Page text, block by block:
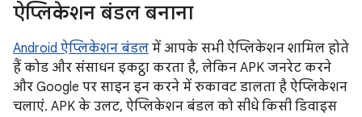
ऐप्लिकेशन बंडल बनाना
Android ऐप्लिकेशन बंडल में आपके सभी ऐप्लिकेशन शामिल होते
हैं कोड और संसाधन इकट्ठा करता है, लेकिन APK जनरेट करने
और Google पर साइन इन करने में रुकावट डालता है ऐप्लिकेशन
चलाएं. APK के उलट, ऐप्लिकेशन बंडल को सीधे किसी डिवाइस